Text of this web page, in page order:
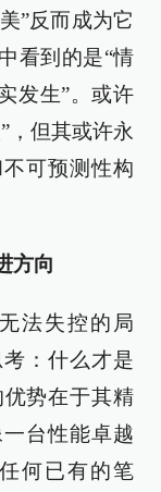
”反而成为它
看到的是“情
发生”。或许
，但其或许永
可预测性构
方向
法失控的局
：什么才是
势在于其精
台性能卓越
何已有的笔